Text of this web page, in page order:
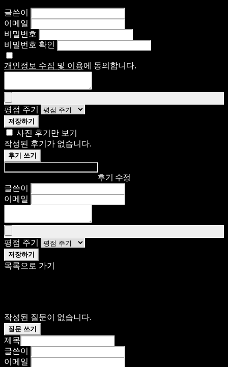
글쓴이
이메일
비밀번호
비밀번호 확인
개인정보 수집 및 이용에 동의합니다.
평점 주기
저장하기
사진 후기만 보기
작성된 후기가 없습니다.
후기 쓰기
후기 수정
글쓴이
이메일
평점 주기
저장하기
목록으로 가기
작성된 질문이 없습니다.
질문 쓰기
제목
글쓴이
이메일